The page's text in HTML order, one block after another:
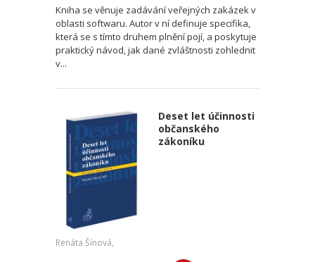
Kniha se věnuje zadávání veřejných zakázek v
oblasti softwaru. Autor v ní definuje specifika,
která se s tímto druhem plnění pojí, a poskytuje
praktický návod, jak dané zvláštnosti zohlednit
v...
Deset let účinnosti
občanského
zákoníku
Renáta Šínová,